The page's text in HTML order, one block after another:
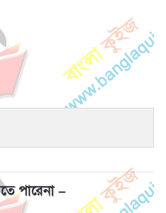
পারেনা –